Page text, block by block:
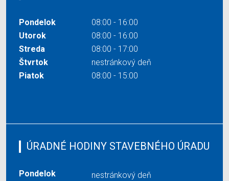
Pondelok
08:00 - 16:00
Utorok
08:00 - 16:00
Streda
08:00 - 17:00
Štvrtok
nestránkový deň
Piatok
08:00 - 15:00
ÚRADNÉ HODINY STAVEBNÉHO ÚRADU
Pondelok
nestránkový deň